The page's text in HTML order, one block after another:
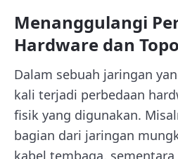
Menanggulangi
Hardware dan
Dalam sebuah jaringan
kali terjadi perbedaan
fisik yang digunakan.
bagian dari jaringan
kabel tembaga,